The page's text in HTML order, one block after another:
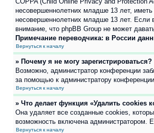
несовершеннолетних младше 13 лет,
несовершеннолетних младше 13 лет. Если
внимание, что phpBB Group не может
Примечание переводчика: в России
Вернуться к началу
» Почему я не могу зарегистрироваться?
Возможно, администратор конференции
за помощью к администратору
Вернуться к началу
» Что делает функция «Удалить cookies
Она удаляет все созданные cookies,
возможность включена администратором.
Вернуться к началу